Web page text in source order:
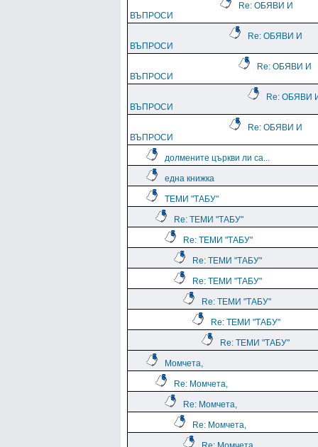
Re: ОБЯВИ И
ВЪПРОСИ
Re: ОБЯВИ И
ВЪПРОСИ
Re: ОБЯВИ И
ВЪПРОСИ
Re: ОБЯВИ
ВЪПРОСИ
Re: ОБЯВИ И
ВЪПРОСИ
долмените църкви ли са...
една книжка
ТЕМИ "ТАБУ"
Re: ТЕМИ "ТАБУ"
Re: ТЕМИ "ТАБУ"
Re: ТЕМИ "ТАБУ"
Re: ТЕМИ "ТАБУ"
Re: ТЕМИ "ТАБУ"
Re: ТЕМИ "ТАБУ"
Re: ТЕМИ "ТАБУ"
Момчета,
Re: Момчета,
Re: Момчета,
Re: Момчета,